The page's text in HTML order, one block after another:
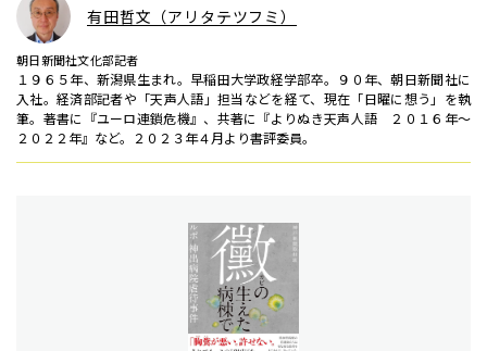
有田哲文（アリタテツフミ）
朝日新聞社文化部記者
１９６５年、新潟県生まれ。早稲田大学政経学部卒。９０年、朝日新聞社に
入社。経済部記者や「天声人語」担当などを経て、現在「日曜に想う」を執
筆。著書に『ユーロ連鎖危機』、共著に『よりぬき天声人語 ２０１６年～
２０２２年』など。２０２３年４月より書評委員。